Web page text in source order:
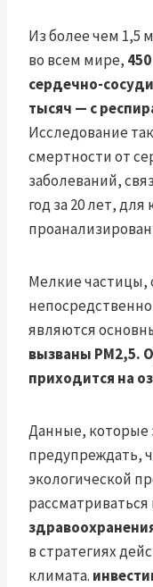
Из более чем 1,5
во всем мире,
сердечно-
тысяч — с
Исследование
смертности от
заболеваний,
год за 20 лет,
Мелкие частицы,
являются
вызваны PM2,5.
приходится на
Данные, которые
предупреждать,
экологической
рассматриваться
в стратегиях
климата.